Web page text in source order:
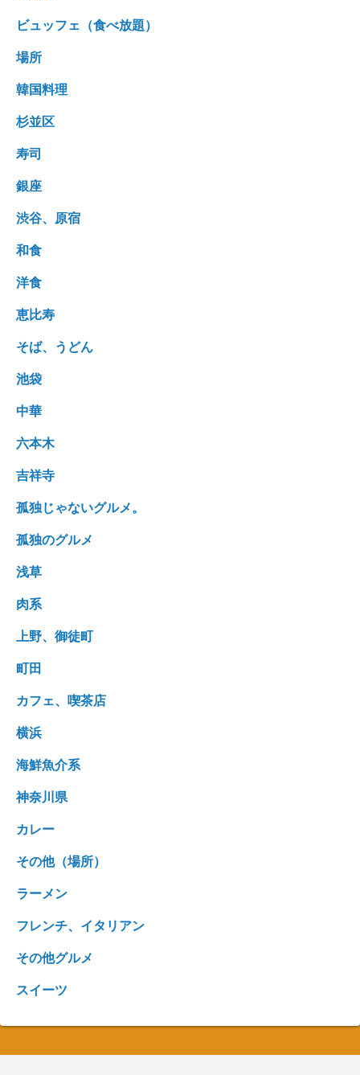
ビュッフェ（食べ放題）
場所
韓国料理
杉並区
寿司
銀座
渋谷、原宿
和食
洋食
恵比寿
そば、うどん
池袋
中華
六本木
吉祥寺
孤独じゃないグルメ。
孤独のグルメ
浅草
肉系
上野、御徒町
町田
カフェ、喫茶店
横浜
海鮮魚介系
神奈川県
カレー
その他（場所）
ラーメン
フレンチ、イタリアン
その他グルメ
スイーツ